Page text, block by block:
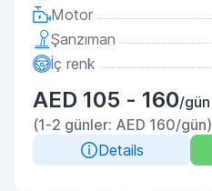
Motor
Şanzıman
İç renk
AED 105 - 160/gün
(1-2 günler: AED 160/gün)
Details